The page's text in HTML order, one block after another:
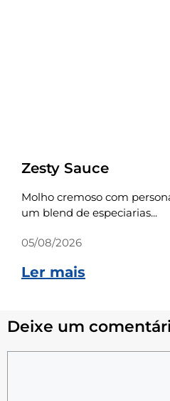
Zesty Sauce
Molho cremoso com
um blend de especiarias...
05/08/2026
Ler mais
Deixe um